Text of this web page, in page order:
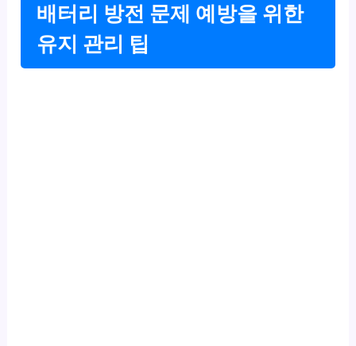
배터리 방전 문제 예방을 위한
유지 관리 팁